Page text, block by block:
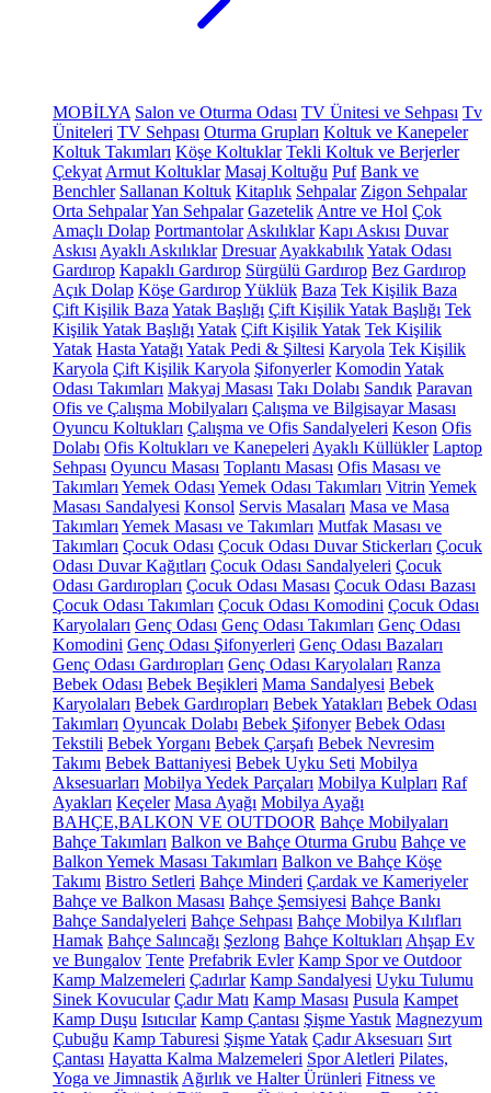
MOBİLYA Salon ve Oturma Odası TV Ünitesi ve Sehpası Tv
Üniteleri TV Sehpası Oturma Grupları Koltuk ve Kanepeler
Koltuk Takımları Köşe Koltuklar Tekli Koltuk ve Berjerler
Çekyat Armut Koltuklar Masaj Koltuğu Puf Bank ve
Benchler Sallanan Koltuk Kitaplık Sehpalar Zigon Sehpalar
Orta SehpalarYan Sehpalar Gazetelik Antre ve Hol Çok
Amaçlı Dolap Portmantolar Askılıklar Kapı Askısı Duvar
Askısı Ayaklı Askılıklar Dresuar AyakkabılıkYatak Odası
Gardırop Kapaklı Gardırop Sürgülü Gardırop Bez Gardırop
Açık Dolap Köşe GardıropYüklük Baza Tek Kişilik Baza
Çift Kişilik Baza Yatak Başlığı Çift Kişilik Yatak Başlığı Tek
Kişilik Yatak Başlığı Yatak Çift Kişilik Yatak Tek Kişilik
Yatak Hasta Yatağı Yatak Pedi & Şiltesi Karyola Tek Kişilik
Karyola Çift Kişilik Karyola Şifonyerler Komodin Yatak
Odası Takımları Makyaj Masası Takı Dolabı Sandık Paravan
Ofis ve Çalışma Mobilyaları Çalışma ve Bilgisayar Masası
Oyuncu Koltukları Çalışma ve Ofis Sandalyeleri Keson Ofis
Dolabı Ofis Koltukları ve Kanepeleri Ayaklı Küllükler Laptop
Sehpası Oyuncu Masası Toplantı Masası Ofis Masası ve
Takımları Yemek Odası Yemek Odası Takımları Vitrin Yemek
Masası Sandalyesi Konsol Servis Masaları Masa ve Masa
Takımları Yemek Masası ve Takımları Mutfak Masası ve
Takımları Çocuk Odası Çocuk Odası Duvar Stickerları Çocuk
Odası Duvar Kağıtları Çocuk Odası Sandalyeleri Çocuk
Odası Gardıropları Çocuk Odası Masası Çocuk Odası Bazası
Çocuk Odası Takımları Çocuk Odası Komodini Çocuk Odası
Karyolaları Genç Odası Genç Odası Takımları Genç Odası
Komodini Genç Odası Şifonyerleri Genç Odası Bazaları
Genç Odası Gardıropları Genç Odası Karyolaları Ranza
Bebek Odası Bebek Beşikleri Mama Sandalyesi Bebek
Karyolaları Bebek Gardıropları Bebek Yatakları Bebek Odası
Takımları Oyuncak Dolabı Bebek Şifonyer Bebek Odası
Tekstili Bebek Yorganı Bebek Çarşafı Bebek Nevresim
Takımı Bebek Battaniyesi Bebek Uyku Seti Mobilya
Aksesuarları Mobilya Yedek Parçaları Mobilya Kulpları Raf
Ayakları Keçeler Masa Ayağı Mobilya Ayağı
BAHÇE,BALKON VE OUTDOOR Bahçe Mobilyaları
Bahçe Takımları Balkon ve Bahçe Oturma Grubu Bahçe ve
Balkon Yemek Masası Takımları Balkon ve Bahçe Köşe
Takımı Bistro Setleri Bahçe Minderi Çardak ve Kameriyeler
Bahçe ve Balkon Masası Bahçe Şemsiyesi Bahçe Bankı
Bahçe Sandalyeleri Bahçe Sehpası Bahçe Mobilya Kılıfları
Hamak Bahçe Salıncağı Şezlong Bahçe Koltukları Ahşap Ev
ve Bungalov Tente Prefabrik Evler Kamp Spor ve Outdoor
Kamp Malzemeleri Çadırlar Kamp Sandalyesi Uyku Tulumu
Sinek Kovucular Çadır Matı Kamp Masası Pusula Kampet
Kamp Duşu Isıtıcılar Kamp Çantası Şişme Yastık Magnezyum
Çubuğu Kamp Taburesi Şişme Yatak Çadır Aksesuarı Sırt
Çantası Hayatta Kalma Malzemeleri Spor Aletleri Pilates,
Yoga ve Jimnastik Ağırlık ve Halter Ürünleri Fitness ve